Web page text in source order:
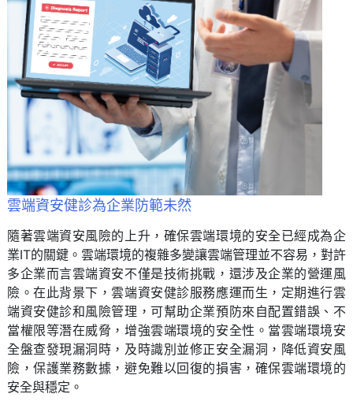
雲端資安健診為企業防範未然
隨著雲端資安風險的上升，確保雲端環境的安全已經成為企
業IT的關鍵。雲端環境的複雜多變讓雲端管理並不容易，對許
多企業而言雲端資安不僅是技術挑戰，還涉及企業的營運風
險。在此背景下，雲端資安健診服務應運而生，定期進行雲
端資安健診和風險管理，可幫助企業預防來自配置錯誤、不
當權限等潛在威脅，增強雲端環境的安全性。當雲端環境安
全盤查發現漏洞時，及時識別並修正安全漏洞，降低資安風
險，保護業務數據，避免難以回復的損害，確保雲端環境的
安全與穩定。